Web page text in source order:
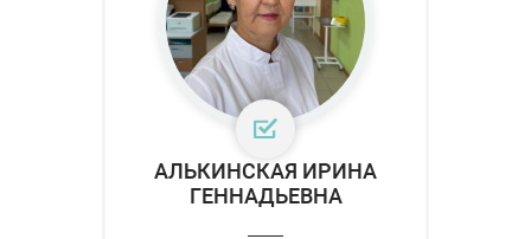
АЛЬКИНСКАЯ ИРИНА
ГЕННАДЬЕВНА